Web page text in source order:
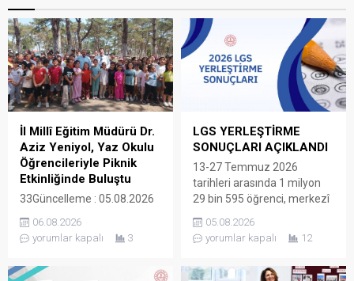
İl Millî Eğitim Müdürü Dr.
Aziz Yeniyol, Yaz Okulu
Öğrencileriyle Piknik
Etkinliğinde Buluştu
33Güncelleme : 05.08.2026
13:50 Yaz okulu etkinlikleri
kapsamında Ergene
Piknik Alanı’nda yaz
06.08.2026
yorumlar kapalı
3
LGS YERLEŞTİRME
SONUÇLARI AÇIKLANDI
13-27 Temmuz 2026
tarihleri arasında 1 milyon
29 bin 595 öğrenci, merkezî
öğrenci alan okullar için
tercihte bulundu. Böylece ilk
yüzde 93,56’sı tercihlerine
05.08.2026
yorumlar kapalı
12